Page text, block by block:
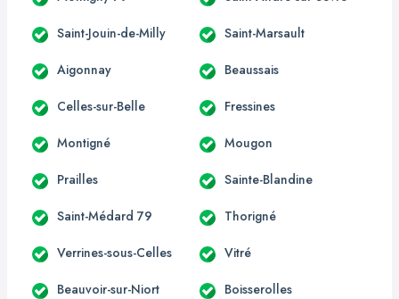
Saint-Jouin-de-Milly Saint-Marsault
Aigonnay Beaussais
Celles-sur-Belle Fressines
Montigné Mougon
Prailles Sainte-Blandine
Saint-Médard 79 Thorigné
Verrines-sous-Celles Vitré
Beauvoir-sur-Niort Boisserolles